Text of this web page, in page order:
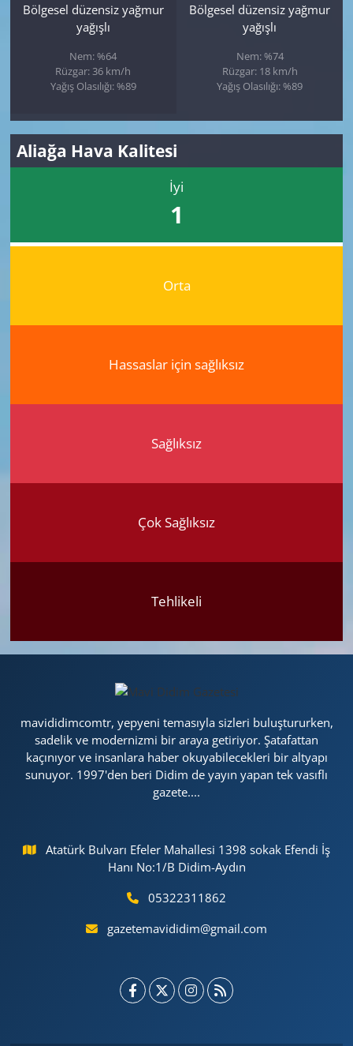
Bölgesel düzensiz yağmur
yağışlı
Nem: %64
Rüzgar: 36 km/h
Yağış Olasılığı: %89
Bölgesel düzensiz yağmur
yağışlı
Nem: %74
Rüzgar: 18 km/h
Yağış Olasılığı: %89
Aliağa Hava Kalitesi
İyi
1
Orta
Hassaslar için sağlıksız
Sağlıksız
Çok Sağlıksız
Tehlikeli
mavididimcomtr, yepyeni temasıyla sizleri buluştururken,
sadelik ve modernizmi bir araya getiriyor. Şatafattan
kaçınıyor ve insanlara haber okuyabilecekleri bir altyapı
sunuyor. 1997'den beri Didim de yayın yapan tek vasıflı
gazete....
Atatürk Bulvarı Efeler Mahallesi 1398 sokak Efendi İş
Hanı No:1/B Didim-Aydın
05322311862
gazetemavididim@gmail.com